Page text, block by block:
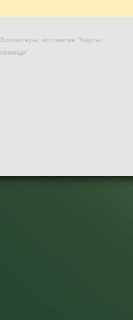
Волонтеры, коллектив "Карты
помощи"